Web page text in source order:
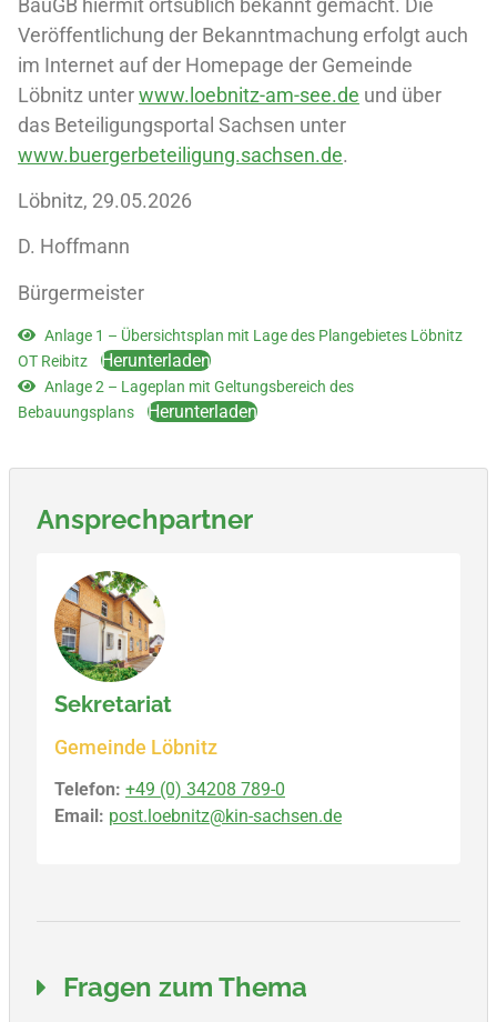
Veröffentlichung der Bekanntmachung erfolgt auch
im Internet auf der Homepage der Gemeinde
Löbnitz unterwww.loebnitz-am-see.de und über
das Beteiligungsportal Sachsen unter
www.buergerbeteiligung.sachsen.de.
Löbnitz, 29.05.2026
D. Hoffmann
Bürgermeister
Anlage 1 – Übersichtsplan mit Lage des Plangebietes Löbnitz
OT Reibitz
Herunterladen
Anlage 2 – Lageplan mit Geltungsbereich des
Bebauungsplans
Herunterladen
Ansprechpartner
Sekretariat
Gemeinde Löbnitz
Telefon: +49 (0) 34208 789-0
Email: post.loebnitz@kin-sachsen.de
Fragen zum Thema